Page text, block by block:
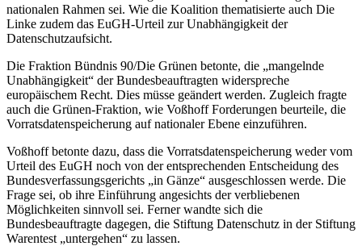
nationalen Rahmen sei. Wie die Koalition thematisierte auch Die
Linke zudem das EuGH-Urteil zur Unabhängigkeit der
Datenschutzaufsicht.
Die Fraktion Bündnis 90/Die Grünen betonte, die „mangelnde
Unabhängigkeit“ der Bundesbeauftragten widerspreche
europäischem Recht. Dies müsse geändert werden. Zugleich fragte
auch die Grünen-Fraktion, wie Voßhoff Forderungen beurteile, die
Vorratsdatenspeicherung auf nationaler Ebene einzuführen.
Voßhoff betonte dazu, dass die Vorratsdatenspeicherung weder vom
Urteil des EuGH noch von der entsprechenden Entscheidung des
Bundesverfassungsgerichts „in Gänze“ ausgeschlossen werde. Die
Frage sei, ob ihre Einführung angesichts der verbliebenen
Möglichkeiten sinnvoll sei. Ferner wandte sich die
Bundesbeauftragte dagegen, die Stiftung Datenschutz in der Stiftung
Warentest „untergehen“ zu lassen.